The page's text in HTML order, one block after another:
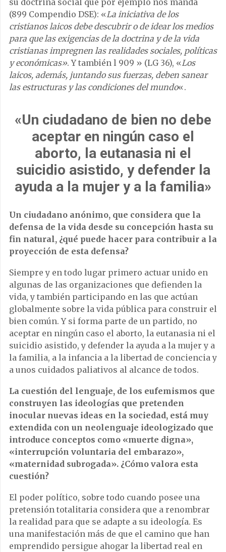
(899 Compendio DSE): «La iniciativa de los
cristianos laicos debe descubrir o de idear los medios
para que las exigencias de la doctrina y de la vida
cristianas impregnen las realidades sociales, políticas
y económicas». Y también l 909 » (LG 36), «Los
laicos, además, juntando sus fuerzas, deben sanear
las estructuras y las condiciones del mundo«.
«Un ciudadano de bien no debe
aceptar en ningún caso el
aborto, la eutanasia ni el
suicidio asistido, y defender la
ayuda a la mujer y a la familia»
Un ciudadano anónimo, que considera que la
defensa de la vida desde su concepción hasta su
fin natural, ¿qué puede hacer para contribuir a la
proyección de esta defensa?
Siempre y en todo lugar primero actuar unido en
algunas de las organizaciones que defienden la
vida, y también participando en las que actúan
globalmente sobre la vida pública para construir el
bien común. Y si forma parte de un partido, no
aceptar en ningún caso el aborto, la eutanasia ni el
suicidio asistido, y defender la ayuda a la mujer y a
la familia, a la infancia a la libertad de conciencia y
a unos cuidados paliativos al alcance de todos.
La cuestión del lenguaje, de los eufemismos que
construyen las ideologías que pretenden
inocular nuevas ideas en la sociedad, está muy
extendida con un neolenguaje ideologizado que
introduce conceptos como «muerte digna»,
«interrupción voluntaria del embarazo»,
«maternidad subrogada». ¿Cómo valora esta
cuestión?
El poder político, sobre todo cuando posee una
pretensión totalitaria considera que a renombrar
la realidad para que se adapte a su ideología. Es
una manifestación más de que el camino que han
emprendido persigue ahogar la libertad real en